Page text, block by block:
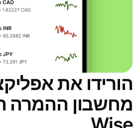
את
ההמרה